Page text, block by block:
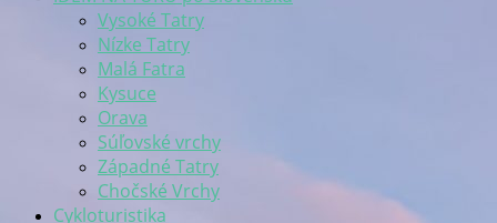
Vysoké Tatry
Nízke Tatry
Malá Fatra
Kysuce
Orava
Súľovské vrchy
Západné Tatry
Chočské Vrchy
Cykloturistika